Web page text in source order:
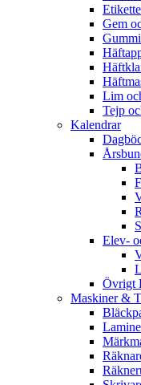
Gem
Lim
Tejp
Kalendrar
Elev-
Övrigt
Maskiner &